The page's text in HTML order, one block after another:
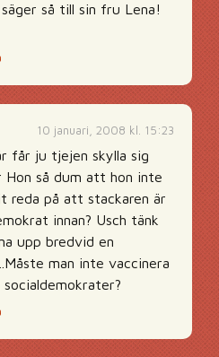
så till sin fru Lena!
10 januari, 2008 kl. 15:23
får ju tjejen skylla sig
Hon så dum att hon inte
reda på att stackaren är
innan? Usch tänk
upp bredvid en
man inte vaccinera